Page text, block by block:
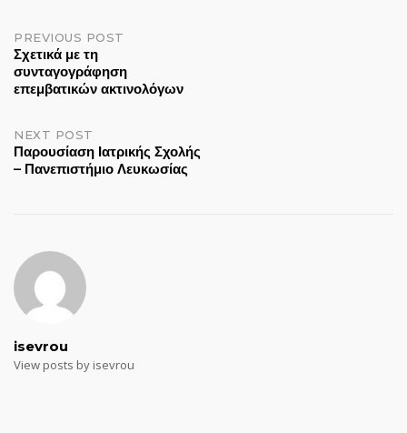
Post
navigation
PREVIOUS POST
Σχετικά με τη
συνταγογράφηση
επεμβατικών ακτινολόγων
NEXT POST
Παρουσίαση Ιατρικής Σχολής
– Πανεπιστήμιο Λευκωσίας
isevrou
View posts by isevrou